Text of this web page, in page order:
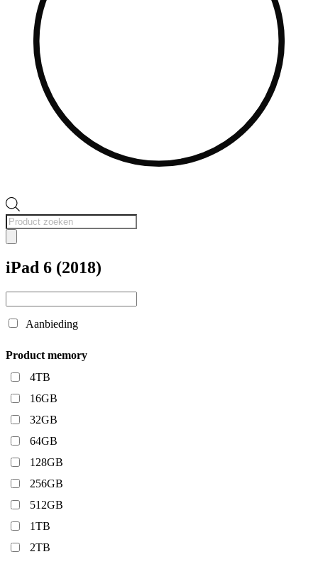
Producten
zoeken
iPad 6 (2018)
Aanbieding
Product memory
4TB
16GB
32GB
64GB
128GB
256GB
512GB
1TB
2TB